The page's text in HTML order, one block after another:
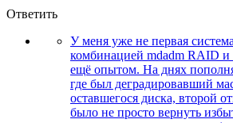
Ответить
У меня уже не первая
комбинацией mdadm RAID и
ещё опытом. На днях
где был деградировавший
оставшегося диска, второй
было не просто вернуть